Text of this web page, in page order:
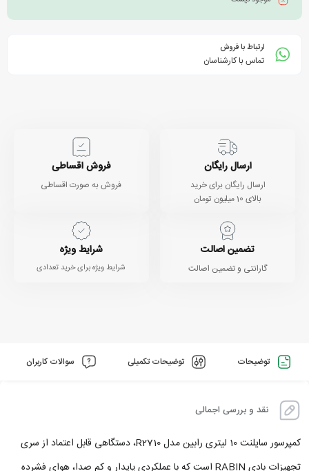
ارتباط با فروش
تماس با کارشناسان
ارسال رایگان
ارسال رایگان برای خرید
بالای 10 میلیون تومان
فروش اقساطی
فروش به صورت اقساطی
تضمین اصالت
گارانتی و تضمین اصالت
شرایط ویژه
شرایط ویژه برای خرید تعدادی
توضیحات توضیحات تکمیلی سوالات کاربران
نقد و بررسی اجمالی
کمپرسور سایلنت 10 لیتری رابین مدل R2710، دستگاهی قابل اعتماد از سری
تجهیزات بادی RABIN است که با عملکردی پایدار و کم‌ صدا، هوای فشرده